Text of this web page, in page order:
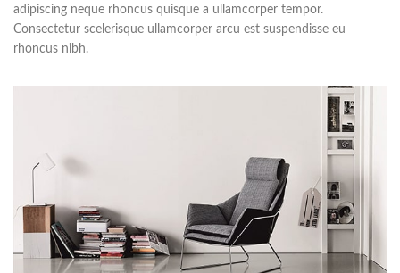
adipiscing neque rhoncus quisque a ullamcorper tempor.
Consectetur scelerisque ullamcorper arcu est suspendisse eu
rhoncus nibh.